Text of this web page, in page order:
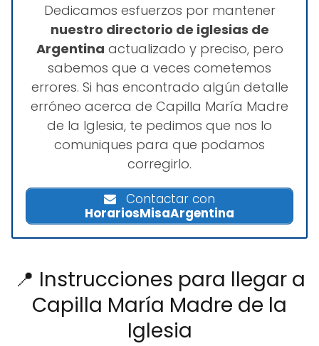
Dedicamos esfuerzos por mantener
nuestro directorio de iglesias de
Argentina actualizado y preciso, pero
sabemos que a veces cometemos
errores. Si has encontrado algún detalle
erróneo acerca de Capilla María Madre
de la Iglesia, te pedimos que nos lo
comuniques para que podamos
corregirlo.
Contactar con
HorariosMisaArgentina
📍 Instrucciones para llegar a
Capilla María Madre de la
Iglesia